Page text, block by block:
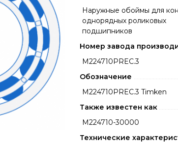
Наружные обоймы для
однорядных роликовых
подшипников
Номер завода
M224710PREC.3
Обозначение
M224710PREC.3 Timken
Также известен как
M224710-30000
Технические